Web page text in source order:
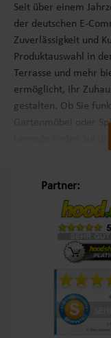
Seit über einem
der deutschen E-
Zuverlässigkeit und
Produktauswahl in
Terrasse und mehr
ermöglicht, ihr
gestalten. Ob Sie
Gartenmöbel oder
Lemodo finden Sie
Mit dem Leitsatz
unser Ziel, das
angenehm wie
EigenmarkenLemodo
genau auf die
Diese Marken
lassen keine
Outdoor oder Living.
Partner: